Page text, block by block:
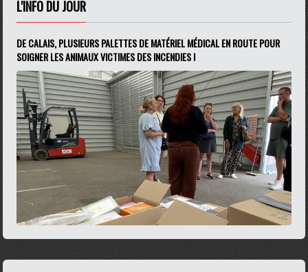
L'INFO DU JOUR
DE CALAIS, PLUSIEURS PALETTES DE MATÉRIEL MÉDICAL EN ROUTE POUR
SOIGNER LES ANIMAUX VICTIMES DES INCENDIES !